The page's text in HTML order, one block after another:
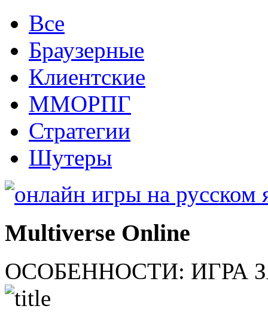
Все
Браузерные
Клиентские
ММОРПГ
Стратегии
Шутеры
Multiverse Online
ОСОБЕННОСТИ: ИГРА